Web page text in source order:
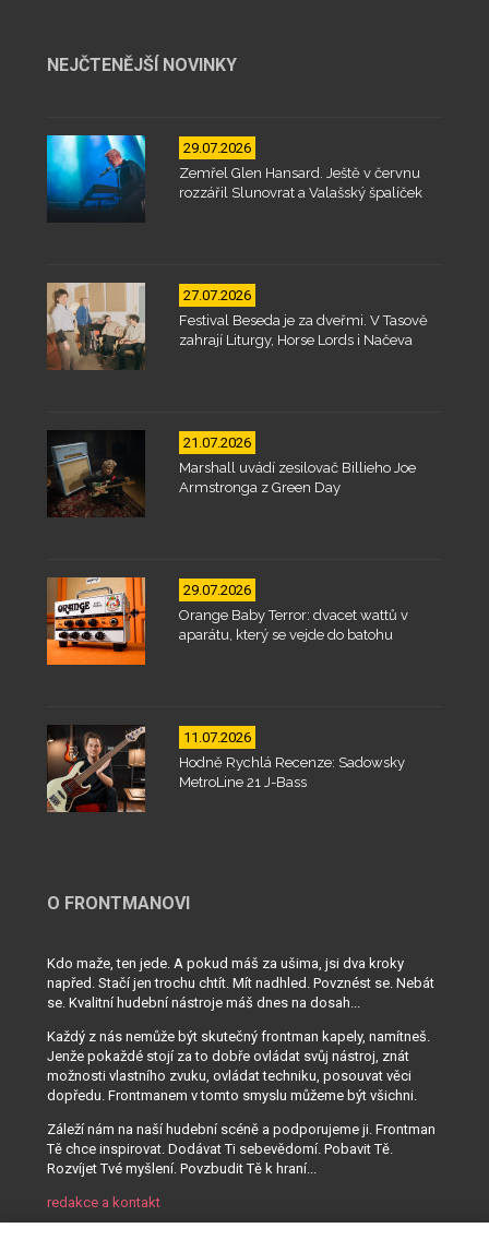
NEJČTENĚJŠÍ NOVINKY
29.07.2026
Zemřel Glen Hansard. Ještě v červnu
rozzářil Slunovrat a Valašský špalíček
27.07.2026
Festival Beseda je za dveřmi. V Tasově
zahrají Liturgy, Horse Lords i Načeva
21.07.2026
Marshall uvádí zesilovač Billieho Joe
Armstronga z Green Day
29.07.2026
Orange Baby Terror: dvacet wattů v
aparátu, který se vejde do batohu
11.07.2026
Hodně Rychlá Recenze: Sadowsky
MetroLine 21 J-Bass
O FRONTMANOVI
Kdo maže, ten jede. A pokud máš za ušima, jsi dva kroky
napřed. Stačí jen trochu chtít. Mít nadhled. Povznést se. Nebát
se. Kvalitní hudební nástroje máš dnes na dosah...
Každý z nás nemůže být skutečný frontman kapely, namítneš.
Jenže pokaždé stojí za to dobře ovládat svůj nástroj, znát
možnosti vlastního zvuku, ovládat techniku, posouvat věci
dopředu. Frontmanem v tomto smyslu můžeme být všichni.
Záleží nám na naší hudební scéně a podporujeme ji. Frontman
Tě chce inspirovat. Dodávat Ti sebevědomí. Pobavit Tě.
Rozvíjet Tvé myšlení. Povzbudit Tě k hraní...
redakce a kontakt